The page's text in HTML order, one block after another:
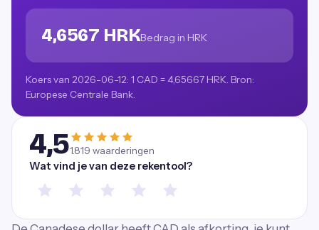
4,6567 HRKBedrag in HRK
Koers van 2026-06-12: 1 CAD = 4,65667 HRK. Bron:
Europese Centrale Bank.
4,51.819 waarderingen
Wat vind je van deze rekentool?